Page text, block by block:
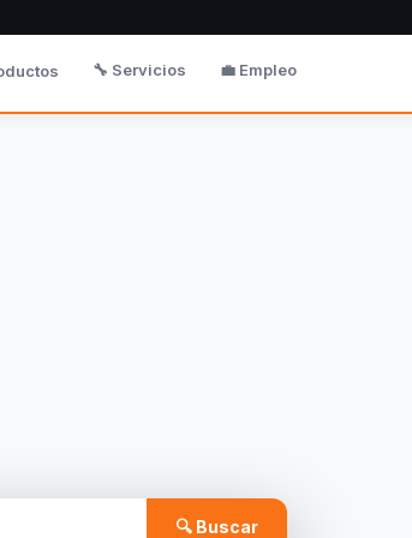
🔧 Servicios 💼 Empleo
🔍 Buscar